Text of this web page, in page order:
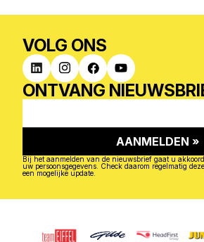
VOLG ONS
ONTVANG
Bij het aanmelden van de nieuwsbrief gaat u
uw persoonsgegevens. Check daarom regelmatig
een mogelijke update.